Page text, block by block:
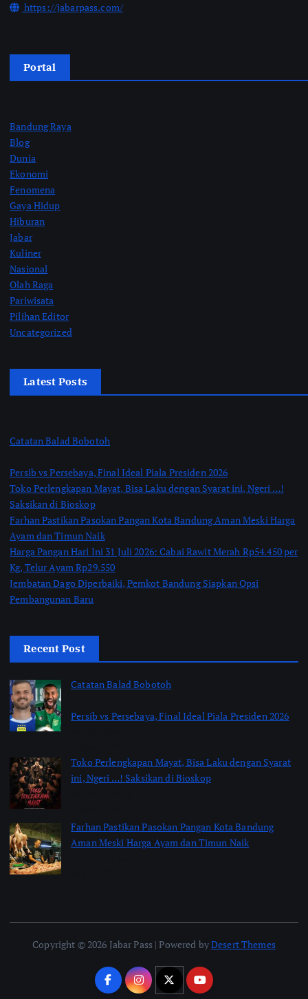
https://jabarpass.com/
Portal
Bandung Raya
Blog
Dunia
Ekonomi
Fenomena
Gaya Hidup
Hiburan
Jabar
Kuliner
Nasional
Olah Raga
Pariwisata
Pilihan Editor
Uncategorized
Latest Posts
Catatan Balad Bobotoh
Persib vs Persebaya, Final Ideal Piala Presiden 2026
Toko Perlengkapan Mayat, Bisa Laku dengan Syarat ini, Ngeri …!
Saksikan di Bioskop
Farhan Pastikan Pasokan Pangan Kota Bandung Aman Meski Harga
Ayam dan Timun Naik
Harga Pangan Hari Ini 31 Juli 2026: Cabai Rawit Merah Rp54.450 per
Kg, Telur Ayam Rp29.550
Jembatan Dago Diperbaiki, Pemkot Bandung Siapkan Opsi
Pembangunan Baru
Recent Post
Catatan Balad Bobotoh
Persib vs Persebaya, Final Ideal Piala Presiden 2026
Toko Perlengkapan Mayat, Bisa Laku dengan Syarat
ini, Ngeri …! Saksikan di Bioskop
Farhan Pastikan Pasokan Pangan Kota Bandung
Aman Meski Harga Ayam dan Timun Naik
Copyright © 2026 Jabar Pass | Powered byDesert Themes